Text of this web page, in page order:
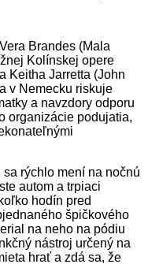
Brandes (Mala
Kolínskej opere
Keitha Jarretta (John
v Nemecku riskuje
a navzdory odporu
organizácie podujatia,
rýchlo mení na nočnú
autom a trpiaci
hodín pred
špičkového
na neho na pódiu
nástroj určený na
hrať a zdá sa, že